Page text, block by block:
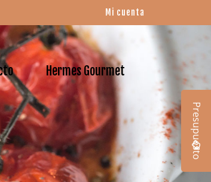
Mi cuenta
Hermes Gourmet
Presupuesto